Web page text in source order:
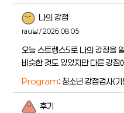
나의 강점
rau님 / 2026.08.05
오늘 스트렝스5로 나의 강정을
비슷한 것도 있었지만 다른 강점
Program: 청소년 강점검사(기
후기